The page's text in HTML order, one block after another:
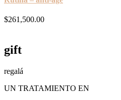
$261,500.00
gift
regalá
UN TRATAMIENTO EN